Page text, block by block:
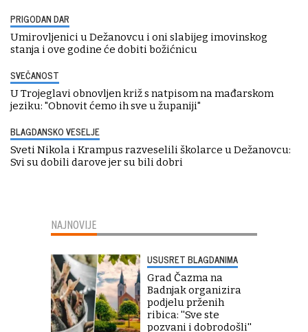
PRIGODAN DAR
Umirovljenici u Dežanovcu i oni slabijeg imovinskog
stanja i ove godine će dobiti božićnicu
SVEČANOST
U Trojeglavi obnovljen križ s natpisom na mađarskom
jeziku: "Obnovit ćemo ih sve u županiji"
BLAGDANSKO VESELJE
Sveti Nikola i Krampus razveselili školarce u Dežanovcu:
Svi su dobili darove jer su bili dobri
NAJNOVIJE
USUSRET BLAGDANIMA
Grad Čazma na
Badnjak organizira
podjelu prženih
ribica: ''Sve ste
pozvani i dobrodošli''